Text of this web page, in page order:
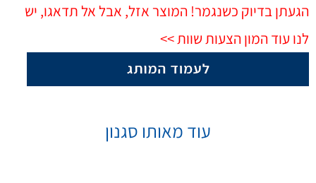
הגעתן בדיוק כשנגמר! המוצר אזל, אבל אל תדאגו, יש
לנו עוד המון הצעות שוות >>
עוד מאותו סגנון